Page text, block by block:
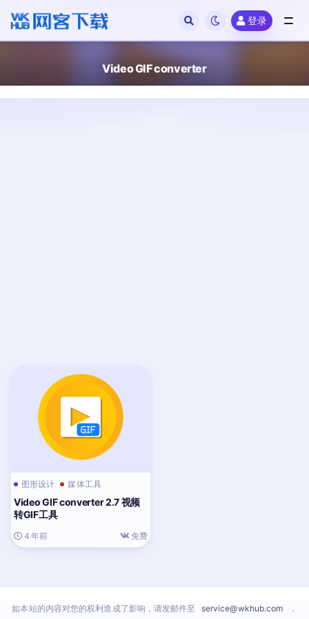
登录
Video GIF converter
图形设计 媒体工具
Video GIF converter 2.7 视频
转GIF工具
4 年前 免费
如本站的内容对您的权利造成了影响，请发邮件至 service@wkhub.com ，
全部